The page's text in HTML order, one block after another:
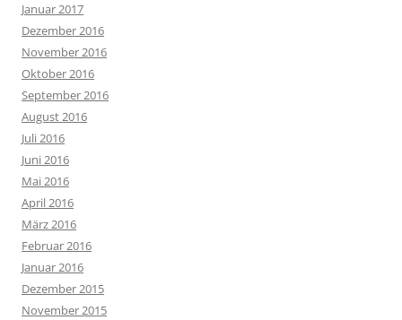
Januar 2017
Dezember 2016
November 2016
Oktober 2016
September 2016
August 2016
Juli 2016
Juni 2016
Mai 2016
April 2016
März 2016
Februar 2016
Januar 2016
Dezember 2015
November 2015